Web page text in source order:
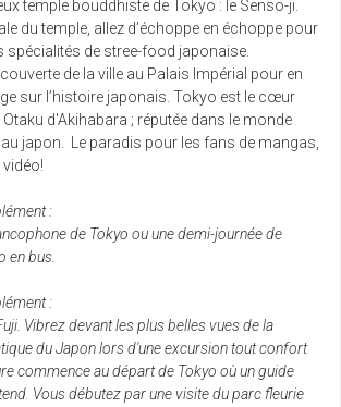
temple bouddhiste de Tokyo : le Senso-ji.
du temple, allez d’échoppe en échoppe pour
spécialités de stree-food japonaise.
de la ville au Palais Impérial pour en
sur l’histoire japonais. Tokyo est le cœur
d'Akihabara ; réputée dans le monde
japon. Le paradis pour les fans de mangas,
vidéo!
:
de Tokyo ou une demi-journée de
en bus.
:
Vibrez devant les plus belles vues de la
du Japon lors d'une excursion tout confort
commence au départ de Tokyo où un guide
Vous débutez par une visite du parc fleurie